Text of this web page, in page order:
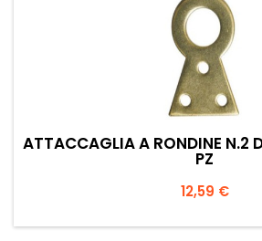
ATTACCAGLIA A RONDINE N.2
PZ
Prezzo
12,59 €